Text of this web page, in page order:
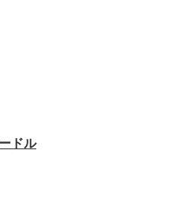
ドル